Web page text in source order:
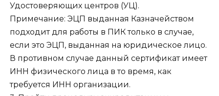
Удостоверяющих центров (УЦ).
Примечание: ЭЦП выданная Казначейством
подходит для работы в ПИК только в случае,
если это ЭЦП, выданная на юридическое лицо.
В противном случае данный сертификат имеет
ИНН физического лица в то время, как
требуется ИНН организации.